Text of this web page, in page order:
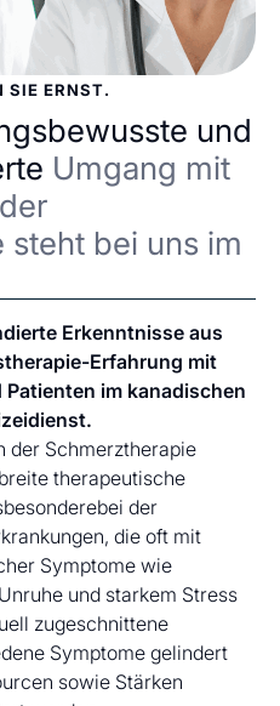
SIE ERNST.
und
Umgang mit
bei uns im
Erkenntnisse aus
Erfahrung mit
im kanadischen
der Schmerztherapie
therapeutische
der
die oft mit
Symptome wie
und starkem Stress
zugeschnittene
Symptome gelindert
sowie Stärken